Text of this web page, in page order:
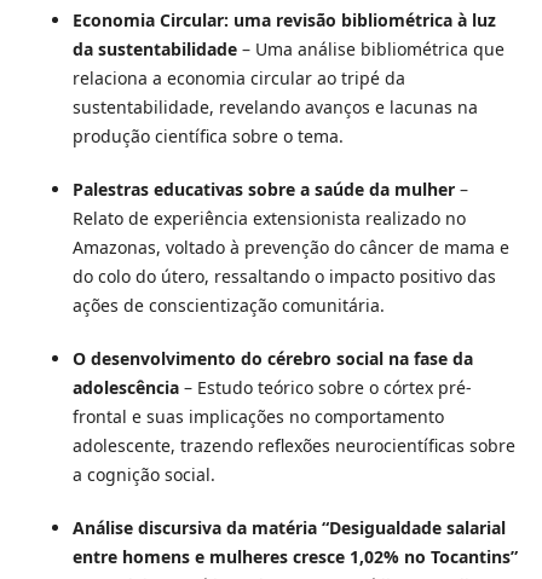
Economia Circular: uma revisão bibliométrica à luz
da sustentabilidade– Uma análise bibliométrica que
relaciona a economia circular ao tripé da
sustentabilidade, revelando avanços e lacunas na
produção científica sobre o tema.
Palestras educativas sobre a saúde da mulher–
Relato de experiência extensionista realizado no
Amazonas, voltado à prevenção do câncer de mama e
do colo do útero, ressaltando o impacto positivo das
ações de conscientização comunitária.
O desenvolvimento do cérebro social na fase da
adolescência– Estudo teórico sobre o córtex pré-
frontal e suas implicações no comportamento
adolescente, trazendo reflexões neurocientíficas sobre
a cognição social.
Análise discursiva da matéria “Desigualdade salarial
entre homens e mulheres cresce 1,02% no Tocantins”